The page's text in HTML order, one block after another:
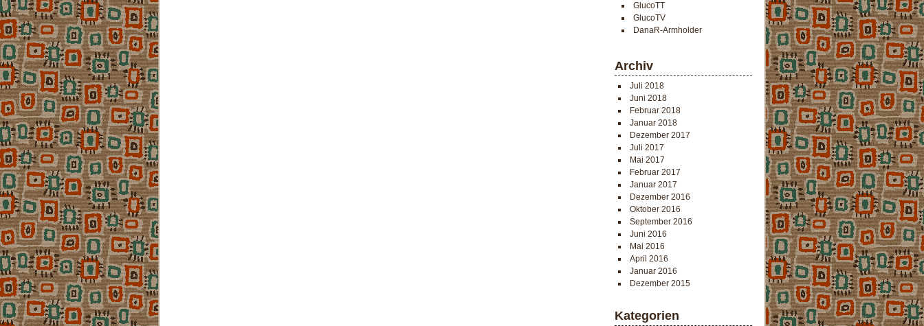
GlucoTT
GlucoTV
DanaR-Armholder
Archiv
Juli 2018
Juni 2018
Februar 2018
Januar 2018
Dezember 2017
Juli 2017
Mai 2017
Februar 2017
Januar 2017
Dezember 2016
Oktober 2016
September 2016
Juni 2016
Mai 2016
April 2016
Januar 2016
Dezember 2015
Kategorien